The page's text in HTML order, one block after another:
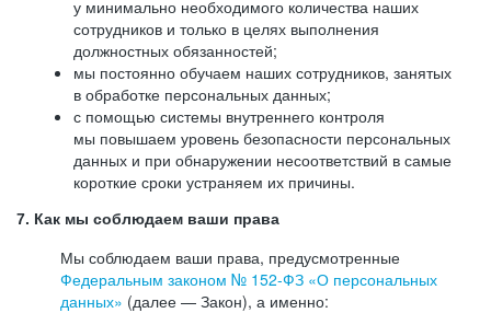
у минимально необходимого количества наших
сотрудников и только в целях выполнения
должностных обязанностей;
мы постоянно обучаем наших сотрудников, занятых
в обработке персональных данных;
с помощью системы внутреннего контроля
мы повышаем уровень безопасности персональных
данных и при обнаружении несоответствий в самые
короткие сроки устраняем их причины.
7. Как мы соблюдаем ваши права
Мы соблюдаем ваши права, предусмотренные
Федеральным законом № 152-ФЗ «О персональных
данных» (далее — Закон), а именно: